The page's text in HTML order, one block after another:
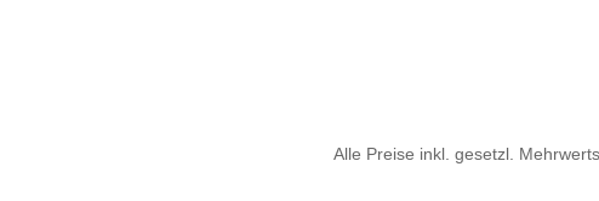
Alle Preise inkl. gesetzl.